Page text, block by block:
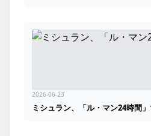
2026-06-23
ミシュラン、「ル・マン24時間